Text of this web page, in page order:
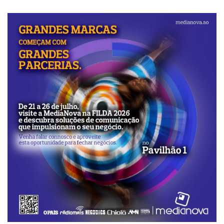
da cooperação dos órgãos de Polícia dos dois
países, mais de África e do mundo, em geral.
Reino Unido apoia luta anti-
corrupção de Angola
Por seu turno, o superintendente Mark
Beavan, membro do Comité Executivo da
Interpol no Reino Unido, garantiu que a
Interpol vai continuar a apoiar os esforços
do governo angolano no capítulo do combate
à corrupção. O detective britânico salientou
que os peritos do escritório central da
Organização, em Lyon, França, e no Reino
Unido, têm estado a trabalhar juntamente
com as autoridades angolanas na localização
dos recursos financeiros do Estado angolano,